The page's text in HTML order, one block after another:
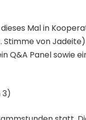
Mal in
Stimme von Jadeite)
Q&A Panel sowie
3)